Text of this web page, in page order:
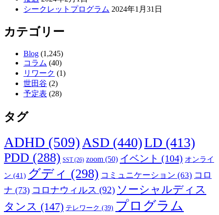
シークレットプログラム 2024年1月31日
カテゴリー
Blog (1,245)
コラム (40)
リワーク (1)
世田谷 (2)
予定表 (28)
タグ
ADHD (509) ASD (440)LD (413)
PDD (288) SST(26) zoom (50) イベント (104) オンライ
ン (41) グディ (298) コミュニケーション (63) コロ
ナ (73) コロナウィルス (92) ソーシャルディス
タンス (147) テレワーク (39) プログラム